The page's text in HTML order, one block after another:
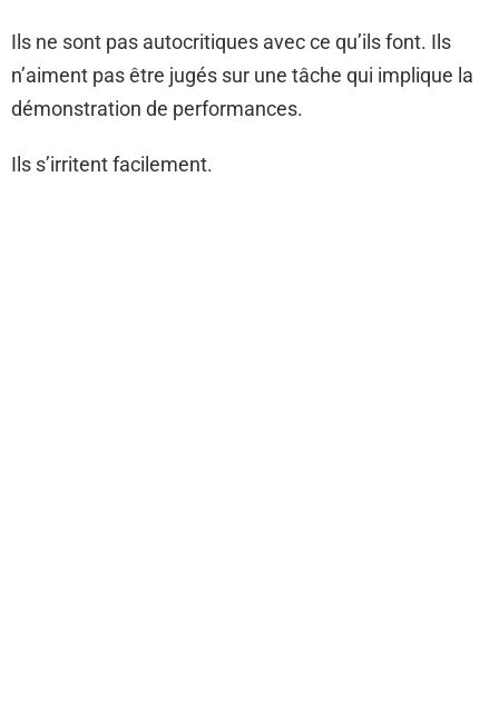
Ils ne sont pas autocritiques avec ce qu’ils font. Ils
n’aiment pas être jugés sur une tâche qui implique la
démonstration de performances.
Ils s’irritent facilement.